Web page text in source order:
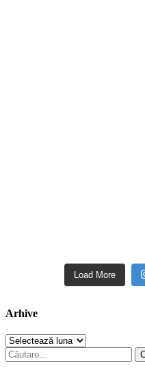
Load More
Arhive
Arhive
Caută
după: